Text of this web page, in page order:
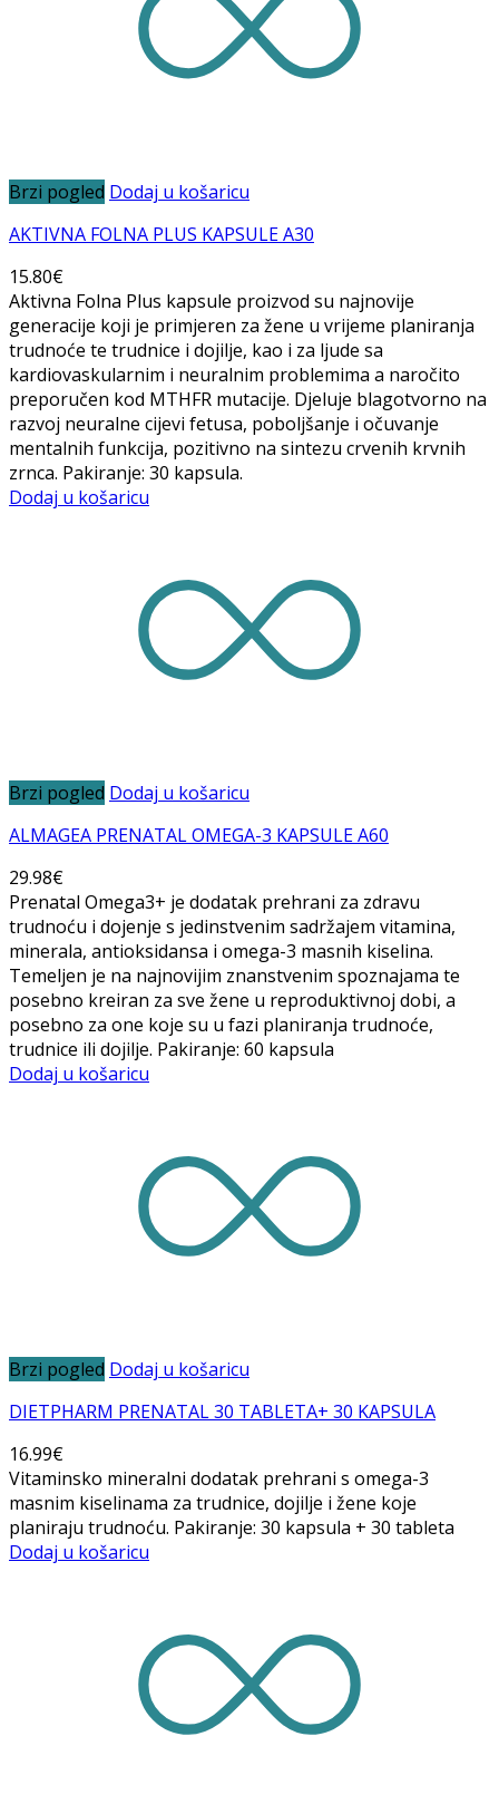
Brzi pogled Dodaj u košaricu
AKTIVNA FOLNA PLUS KAPSULE A30
15.80€
Aktivna Folna Plus kapsule proizvod su najnovije
generacije koji je primjeren za žene u vrijeme planiranja
trudnoće te trudnice i dojilje, kao i za ljude sa
kardiovaskularnim i neuralnim problemima a naročito
preporučen kod MTHFR mutacije. Djeluje blagotvorno na
razvoj neuralne cijevi fetusa, poboljšanje i očuvanje
mentalnih funkcija, pozitivno na sintezu crvenih krvnih
zrnca. Pakiranje: 30 kapsula.
Dodaj u košaricu
Brzi pogled Dodaj u košaricu
ALMAGEA PRENATAL OMEGA-3 KAPSULE A60
29.98€
Prenatal Omega3+ je dodatak prehrani za zdravu
trudnoću i dojenje s jedinstvenim sadržajem vitamina,
minerala, antioksidansa i omega-3 masnih kiselina.
Temeljen je na najnovijim znanstvenim spoznajama te
posebno kreiran za sve žene u reproduktivnoj dobi, a
posebno za one koje su u fazi planiranja trudnoće,
trudnice ili dojilje. Pakiranje: 60 kapsula
Dodaj u košaricu
Brzi pogled Dodaj u košaricu
DIETPHARM PRENATAL 30 TABLETA+ 30 KAPSULA
16.99€
Vitaminsko mineralni dodatak prehrani s omega-3
masnim kiselinama za trudnice, dojilje i žene koje
planiraju trudnoću. Pakiranje: 30 kapsula + 30 tableta
Dodaj u košaricu